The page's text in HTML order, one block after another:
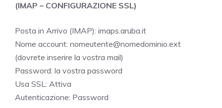
(IMAP – CONFIGURAZIONE SSL)
Posta in Arrivo (IMAP): imaps.aruba.it
Nome account: nomeutente@nomedominio.ext
(dovrete inserire la vostra mail)
Password: la vostra password
Usa SSL: Attiva
Autenticazione: Password